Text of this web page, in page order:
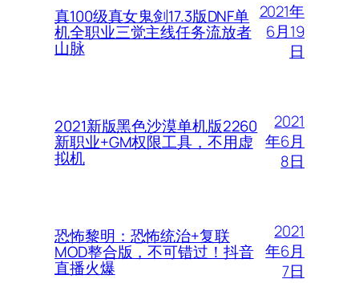
真100级真女鬼剑17.3版DNF单
机全职业三觉主线任务流放者
山脉
2021年
6月19
日
2021新版黑色沙漠单机版2260
新职业+GM权限工具，不用虚
拟机
2021
年6月
8日
恐怖黎明：恐怖统治+复联
MOD整合版，不可错过！抖音
直播火爆
2021
年6月
7日